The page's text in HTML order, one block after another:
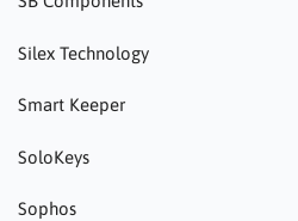
Silex Technology
Smart Keeper
SoloKeys
Sophos